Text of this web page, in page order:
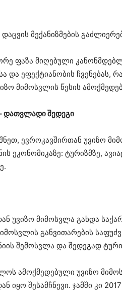
მექანიზმების
ფაზა მიღებული
და ეფექტიანობის ჩვენებას,
მიმოსვლის წესის
დათვლადი შედეგი
ევროკავშირთან უვიზო
ეკონომიკაზე: ტურიზმზე,
უვიზო მიმოსვლა გახდა
განვითარების
შემოსვლა და შედეგად
ამოქმედებული უვიზო
იყო შესამჩნევი. ჯამში კი